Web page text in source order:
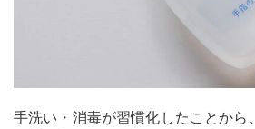
手洗い・消毒が習慣化したことから、